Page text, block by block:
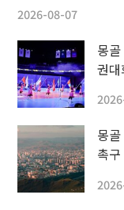
2026-08-07
몽
권
몽
촉구